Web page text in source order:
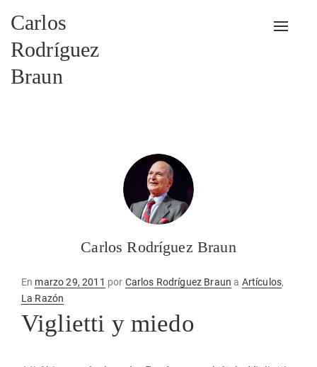
Carlos
Rodríguez
Braun
Carlos Rodríguez Braun
En Publicado
en
marzo 29, 2011 por Carlos Rodríguez Braun a Artículos,
La Razón
Viglietti y miedo